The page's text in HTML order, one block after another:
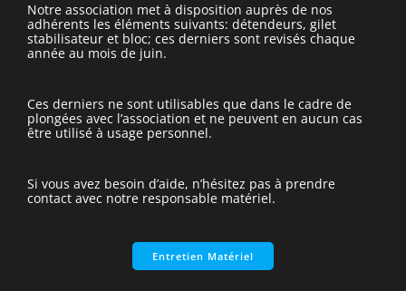
Notre association met à disposition auprès de nos
adhérents les éléments suivants: détendeurs, gilet
stabilisateur et bloc; ces derniers sont revisés chaque
année au mois de juin.
Ces derniers ne sont utilisables que dans le cadre de
plongées avec l’association et ne peuvent en aucun cas
être utilisé à usage personnel.
Si vous avez besoin d’aide, n’hésitez pas à prendre
contact avec notre responsable matériel.
Entretien Matériel